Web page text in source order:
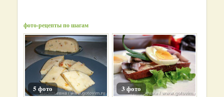
фото-рецепты по шагам
5 фото 3 фото